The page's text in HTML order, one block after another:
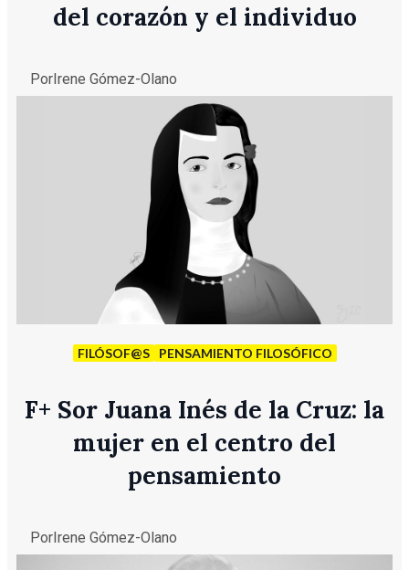
del corazón y el individuo
PorIrene Gómez-Olano
FILÓSOF@S PENSAMIENTO FILOSÓFICO
F+ Sor Juana Inés de la Cruz: la
mujer en el centro del
pensamiento
PorIrene Gómez-Olano